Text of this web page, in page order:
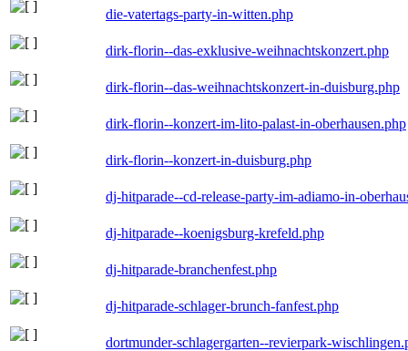
die-vatertags-party-in-witten.php
dirk-florin--das-exklusive-weihnachtskonzert.php
dirk-florin--das-weihnachtskonzert-in-duisburg.php
dirk-florin--konzert-im-lito-palast-in-oberhausen.php
dirk-florin--konzert-in-duisburg.php
dj-hitparade--cd-release-party-im-adiamo-in-
dj-hitparade--koenigsburg-krefeld.php
dj-hitparade-branchenfest.php
dj-hitparade-schlager-brunch-fanfest.php
dortmunder-schlagergarten--revierpark-